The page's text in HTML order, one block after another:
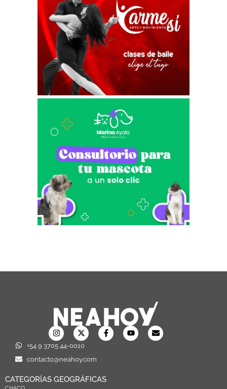
+54 9 3705 44-0010
contacto@neahoy.com
CATEGORÍAS GEOGRÁFICAS